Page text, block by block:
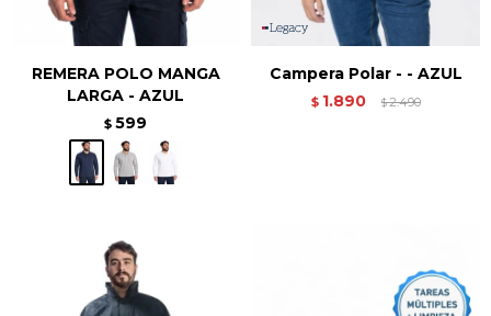
REMERA POLO MANGA
LARGA - AZUL
$ 599
Campera Polar - - AZUL
$ 1.890 $2.490